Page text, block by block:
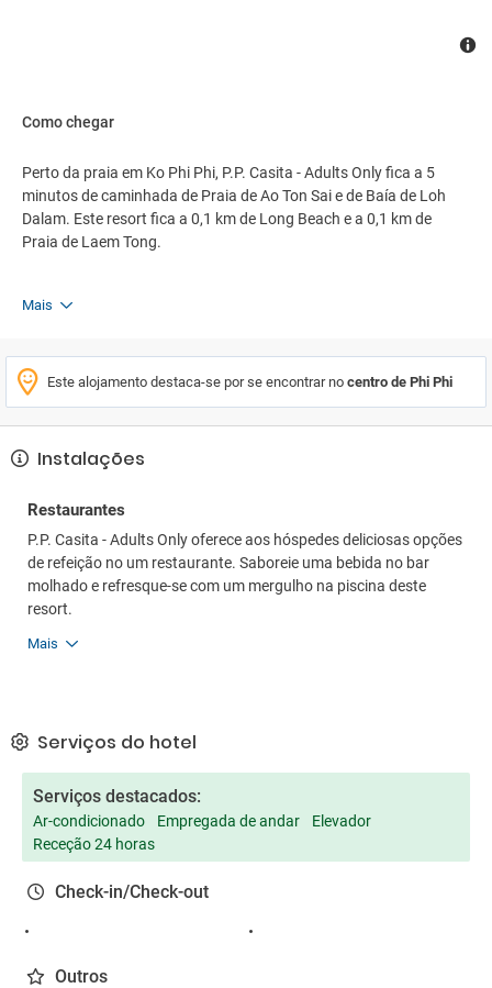
Como chegar
Perto da praia em Ko Phi Phi, P.P. Casita - Adults Only fica a 5
minutos de caminhada de Praia de Ao Ton Sai e de Baía de Loh
Dalam. Este resort fica a 0,1 km de Long Beach e a 0,1 km de
Praia de Laem Tong.
Mais
Este alojamento destaca-se por se encontrar no centro de Phi Phi
Instalações
Restaurantes
P.P. Casita - Adults Only oferece aos hóspedes deliciosas opções
de refeição no um restaurante. Saboreie uma bebida no bar
molhado e refresque-se com um mergulho na piscina deste
resort.
Mais
Serviços do hotel
Serviços destacados:
Ar-condicionado Empregada de andar
Elevador
Receção 24 horas
Check-in/Check-out
Outros